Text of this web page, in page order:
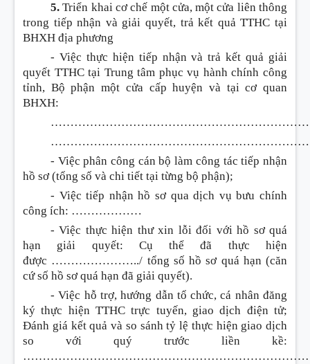
5. Triển khai cơ chế một cửa, một cửa liên thông
trong tiếp nhận và giải quyết, trả kết quả TTHC tại
BHXH địa phương
- Việc thực hiện tiếp nhận và trả kết quả giải
quyết TTHC tại Trung tâm phục vụ hành chính công
tỉnh, Bộ phận một cửa cấp huyện và tại cơ quan
BHXH:
- Việc phân công cán bộ làm công tác tiếp nhận
hồ sơ (tổng số và chi tiết tại từng bộ phận);
- Việc tiếp nhận hồ sơ qua dịch vụ bưu chính
công ích: ………………
- Việc thực hiện thư xin lỗi đối với hồ sơ quá
hạn giải quyết: Cụ thể đã thực hiện
được …………………../ tổng số hồ sơ quá hạn (căn
cứ số hồ sơ quá hạn đã giải quyết).
- Việc hỗ trợ, hướng dẫn tổ chức, cá nhân đăng
ký thực hiện TTHC trực tuyến, giao dịch điện tử;
Đánh giá kết quả và so sánh tỷ lệ thực hiện giao dịch
so với quý trước liền kề: